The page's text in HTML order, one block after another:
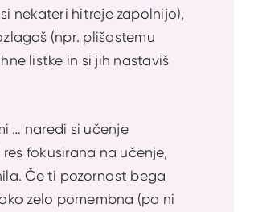
nekateri hitreje zapolnijo),
(npr. plišastemu
listke in si jih nastaviš
… naredi si učenje
fokusirana na učenje,
Če ti pozornost bega
zelo pomembna (pa ni